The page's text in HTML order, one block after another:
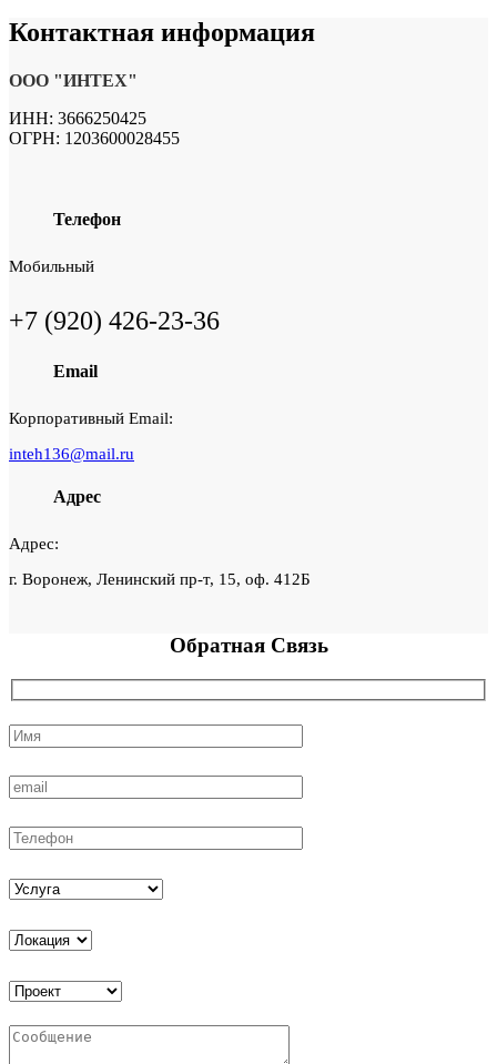
Контактная информация
ООО "ИНТЕХ"
ИНН: 3666250425
ОГРН: 1203600028455
Телефон
Мобильный
+7 (920) 426-23-36
Email
Корпоративный Email:
inteh136@mail.ru
Адрес
Адрес:
г. Воронеж, Ленинский пр-т, 15, оф. 412Б
Обратная Связь